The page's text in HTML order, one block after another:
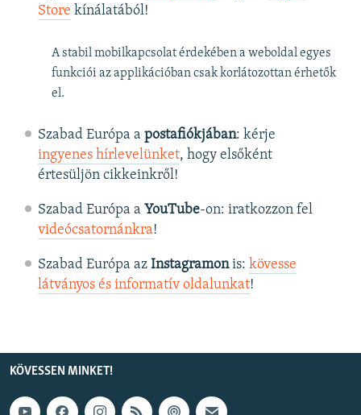
Store kínálatából!
A stabil mobilkapcsolat érdekében a weboldal egyes
funkciói az applikációban csak korlátozottan érhetők
el.
Szabad Európa a postafiókjában: kérje
ingyenes hírlevelünket, hogy elsőként
értesüljön cikkeinkről!
Szabad Európa a YouTube-on: iratkozzon fel
videócsatornánkra!
Szabad Európa az Instagramonis: kövesse
látványos és informatív oldalunkat! ​
KÖVESSEN MINKET!